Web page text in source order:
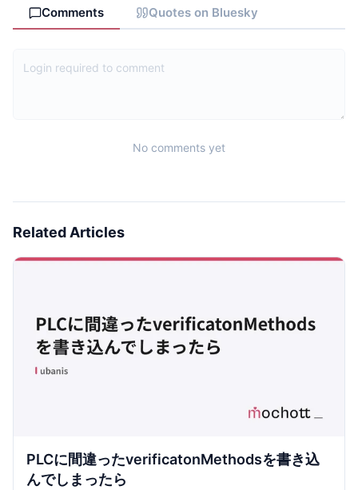
Comments Quotes on Bluesky
No comments yet
Related Articles
PLCに間違ったverificatonMethodsを書き込
んでしまったら